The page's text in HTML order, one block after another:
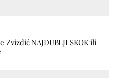
NAJDUBLJI SKOK ili